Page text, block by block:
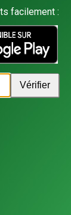
facilement :